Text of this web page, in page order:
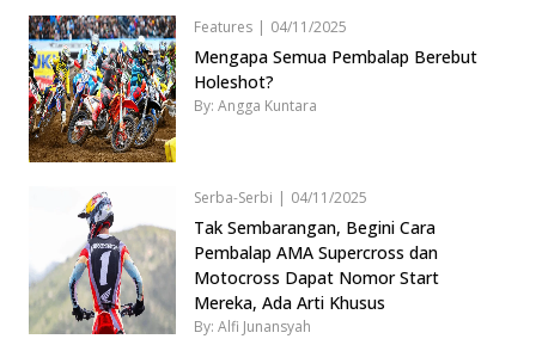
Features | 04/11/2025
Mengapa Semua Pembalap Berebut
Holeshot?
By: Angga Kuntara
Serba-Serbi | 04/11/2025
Tak Sembarangan, Begini Cara
Pembalap AMA Supercross dan
Motocross Dapat Nomor Start
Mereka, Ada Arti Khusus
By: Alfi Junansyah